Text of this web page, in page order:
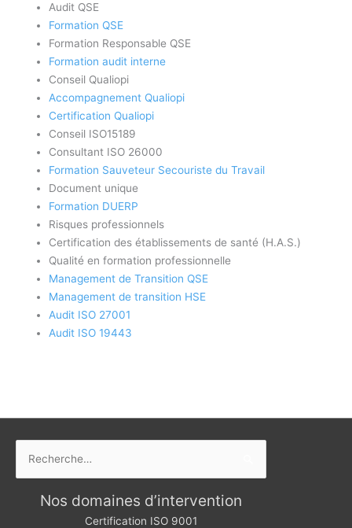
Audit QSE
Formation QSE
Formation Responsable QSE
Formation audit interne
Conseil Qualiopi
Accompagnement Qualiopi
Certification Qualiopi
Conseil ISO15189
Consultant ISO 26000
Formation Sauveteur Secouriste du Travail
Document unique
Formation DUERP
Risques professionnels
Certification des établissements de santé (H.A.S.)
Qualité en formation professionnelle
Management de Transition QSE
Management de transition HSE
Audit ISO 27001
Audit ISO 19443
Nos domaines d’intervention
Certification ISO 9001